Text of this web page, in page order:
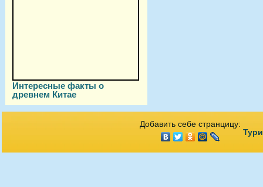
Интересные факты о
древнем Китае
Добавить себе странцицу: